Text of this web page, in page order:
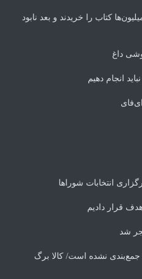
کتاب را خریدند و بعد نابود
داغ
انجام دهیم
انتخابات شوراها
قرار دادیم
شد
جمع‌بندی نشده است/ کالا برگ